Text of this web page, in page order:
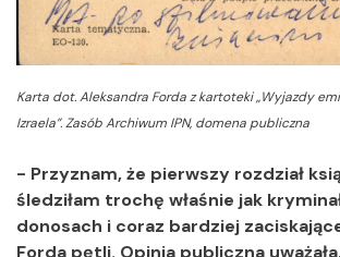
Karta dot. Aleksandra Forda z kartoteki „Wyjazdy
Izraela”. Zasób Archiwum IPN, domena publiczna
- Przyznam, że pierwszy rozdział
śledziłam trochę właśnie jak
donosach i coraz bardziej
Forda pętli. Opinia publiczna